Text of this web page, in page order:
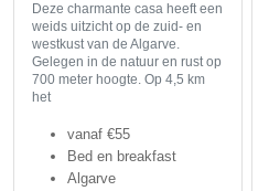
Deze charmante casa heeft een
weids uitzicht op de zuid- en
westkust van de Algarve.
Gelegen in de natuur en rust op
700 meter hoogte. Op 4,5 km
het
vanaf €55
Bed en breakfast
Algarve